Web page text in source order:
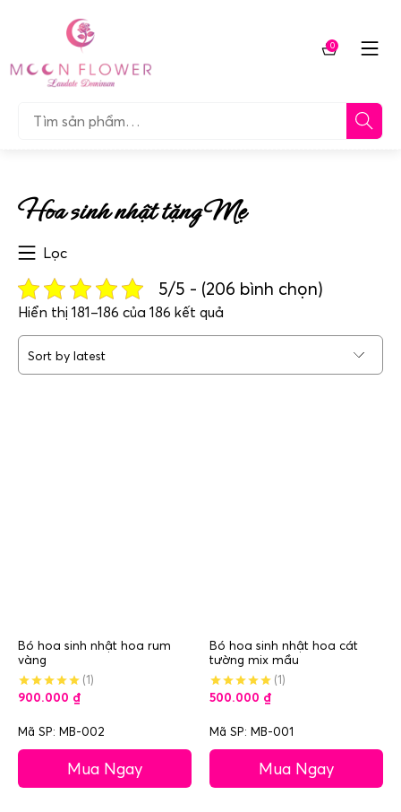
dung
Tìm…
0
Giỏ
Hoa sinh nhật tặng Mẹ
Lọc
5/5 - (206 bình chọn)
Hiển thị 181–186 của 186 kết quả
by
Bó hoa sinh nhật hoa rum
vàng
(1)
900.000 ₫
Mã SP: MB-002
Mua Ngay
Bó hoa sinh nhật hoa cát
tường mix mầu
(1)
500.000 ₫
Mã SP: MB-001
Mua Ngay